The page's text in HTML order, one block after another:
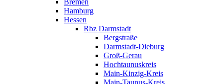
Bremen
Hamburg
Hessen
Rbz Darmstadt
Bergstraße
Darmstadt-Dieburg
Groß-Gerau
Hochtaunuskreis
Main-Kinzig-Kreis
Main-Taunus-Kreis